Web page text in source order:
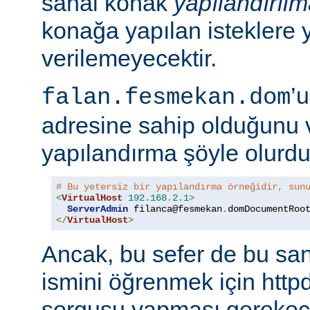
konağa yapılan isteklere
verilemeyecektir.
falan.fesmekan.dom
adresine sahip olduğunu
yapılandırma şöyle
# Bu yetersiz bir yapılandırma örneğidir,
<VirtualHost 192.168. 2.1>
ServerAdmin filanca@fesmekan. dom
</VirtualHost>
Ancak, bu sefer de bu
ismini öğrenmek için